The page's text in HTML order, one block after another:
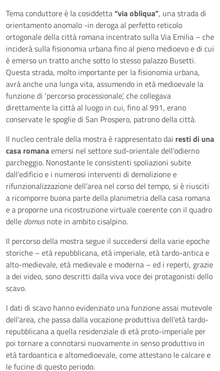
Tema conduttore è la cosiddetta“via obliqua”, una strada di
orientamento anomalo -in deroga al perfetto reticolo
ortogonale della città romana incentrato sulla Via Emilia – che
inciderà sulla fisionomia urbana fino al pieno medioevo e di cui
è emerso un tratto anche sotto lo stesso palazzo Busetti.
Questa strada, molto importante per la fisionomia urbana,
avrà anche una lunga vita, assumendo in età medioevale la
funzione di ‘percorso processionale’, che collegava
direttamente la città al luogo in cui, fino al 991, erano
conservate le spoglie di San Prospero, patrono della città.
Il nucleo centrale della mostra è rappresentato dai resti di una
casa romanaemersi nel settore sud-orientale dell’odierno
parcheggio. Nonostante le consistenti spoliazioni subite
dall’edificio e i numerosi interventi di demolizione e
rifunzionalizzazione dell’area nel corso del tempo, si è riusciti
a ricomporre buona parte della planimetria della casa romana
e a proporne una ricostruzione virtuale coerente con il quadro
delle domusnote in ambito cisalpino.
Il percorso della mostra segue il succedersi della varie epoche
storiche – età repubblicana, età imperiale, età tardo-antica e
alto-medievale, età medievale e moderna – ed i reperti, grazie
a dei video, sono descritti dalla viva voce dei protagonisti dello
scavo.
I dati di scavo hanno evidenziato una funzione assai mutevole
dell’area, che passa dalla vocazione produttiva dell’età tardo-
repubblicana a quella residenziale di età proto-imperiale per
poi tornare a connotarsi nuovamente in senso produttivo in
età tardoantica e altomedioevale, come attestano le calcare e
le fucine di questo periodo.